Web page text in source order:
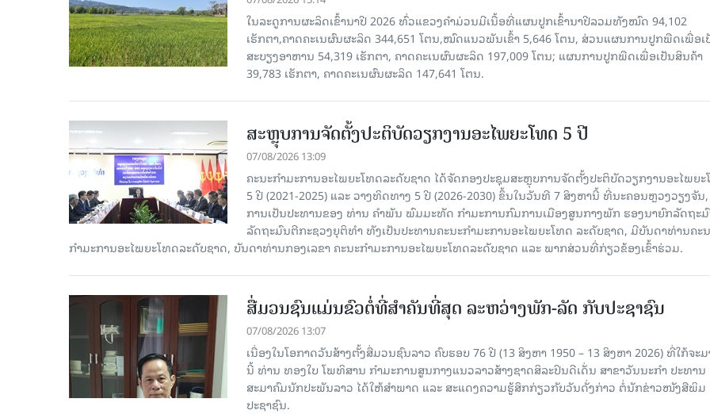
ໃນລະດູການຜະລິດເຂົ້ານາປີ 2026 ທົ່ວແຂວງຄໍາມ່ວນມີເນື້ອທີ່ແຜນປູກເຂົ້ານາປີລວມທັງໝົດ 94,102
ເຮັກຕາ,ຄາດຄະເນຜົນຜະລິດ 344,651 ໂຕນ,ໝົດແນວພັນເຂົ້າ 5,646 ໂຕນ, ສ່ວນແຜນການປູກພືດເພື່ອເ
ສະບຽງອາຫານ 54,319 ເຮັກຕາ, ຄາດຄະເນຜົນຜະລິດ 197,009 ໂຕນ; ແຜນການປູກພືດເພື່ອເປັນສິນຄ້າ
39,783 ເຮັກຕາ, ຄາດຄະເນຜົນຜະລິດ 147,641 ໂຕນ.
ສະຫຼຸບການຈັດຕັ້ງປະຕິບັດວຽກງານອະໄພຍະໂທດ 5 ປີ
07/08/2026 13:09
ຄະນະກຳມະການອະໄພຍະໂທດລະດັບຊາດ ໄດ້ຈັດກອງປະຊຸມສະຫຼຸບການຈັດຕັ້ງປະຕິບັດວຽກງານອະໄພຍ
5 ປີ (2021-2025) ແລະ ວາງທິດທາງ 5 ປີ (2026-2030) ຂຶ້ນໃນວັນທີ 7 ສິງຫານີ້ ທີ່ນະຄອນຫຼວງວຽງຈັນ
ການເປັນປະທານຂອງ ທ່ານ ຄໍາພັນ ພົມມະທັດ ກຳມະການກົມການເມືອງສູນກາງພັກ ຮອງນາຍົກລັດຖະ
ລັດຖະມົນຕີກະຊວງຍຸຕິທຳ ທັງເປັນປະທານຄະນະກຳມະການອະໄພຍະໂທດ ລະດັບຊາດ, ມີບັນດາທ່ານຄະ
ກໍາມະການອະໄພຍະໂທດລະດັບຊາດ, ບັນດາທ່ານກອງເລຂາ ຄະນະກຳມະການອະໄພຍະໂທດລະດັບຊາດ ແລະ ພາກສ່ວນທີ່ກ່ຽວຂ້ອງເຂົ້າຮ່ວມ.
ສື່ມວນຊົນແມ່ນຂົວຕໍ່ທີ່ສໍາຄັນທີ່ສຸດ ລະຫວ່າງພັກ-ລັດ ກັບປະຊາຊົນ
07/08/2026 13:07
ເນື່ອງໃນໂອກາດວັນສ້າງຕັ້ງສື່ມວນຊົນລາວ ຄົບຮອບ 76 ປີ (13 ສິງຫາ 1950 – 13 ສິງຫາ 2026) ທີ່ໃກ້ຈະມ
ນີ້ ທ່ານ ທອງໃບ ໂພທິສານ ກໍາມະການສູນກາງແນວລາວສ້າງຊາດສິລະປິນດີເດັ່ນ ສາຂາວັນນະກໍາ ປະທານ
ສະມາຄົມນັກປະພັນລາວ ໄດ້ໃຫ້ສໍາພາດ ແລະ ສະແດງຄວາມຮູ້ສຶກກ່ຽວກັບວັນດັ່ງກ່າວ ຕໍ່ນັກຂ່າວໜັງສືພິມ
ປະຊາຊົນ.